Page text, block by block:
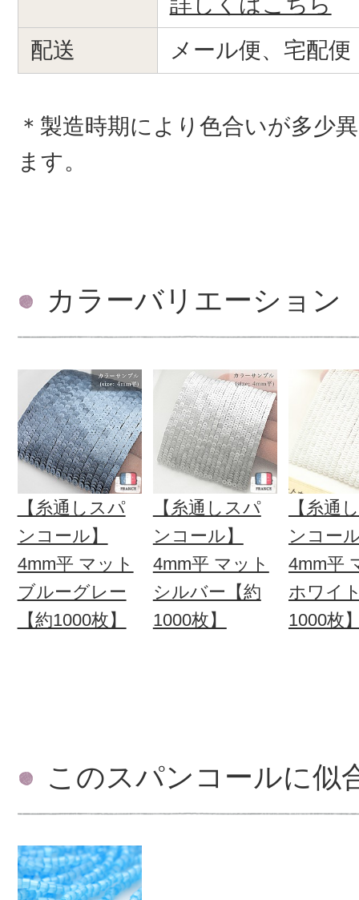
配送
メール便、宅配便
＊製造時期により色合いが多少
ます。
カラーバリエーション
【糸通しスパ
ンコール】
4mm平 マット
ブルーグレー
【約1000枚】
【糸通しスパ
ンコール】
4mm平 マット
シルバー【約
1000枚】
【糸通
ンコー
4mm平
ホワイ
1000枚
このスパンコールに似